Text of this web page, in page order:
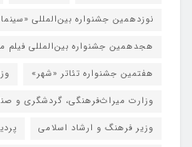
نوزدهمین جشنواره بین‌المللی
هجدهمین جشنواره بین‌المللی فیلم
هفتمین جشنواره تئاتر «شهر»
وزارت میراث‌فرهنگی، گردشگری و
وزیر فرهنگ و ارشاد اسلامی